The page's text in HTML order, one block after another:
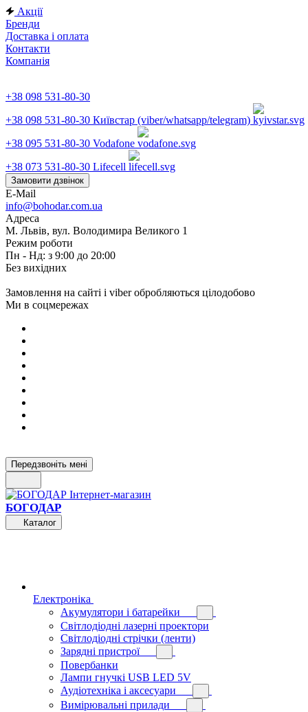
Акції
Бренди
Доставка і оплата
Контакти
Компанія
+38 098 531-80-30
+38 098 531-80-30 Київстар (viber/whatsapp/telegram)
+38 095 531-80-30 Vodafone
+38 073 531-80-30 Lifecell
Замовити дзвінок
E-Mail
info@bohodar.com.ua
Адреса
М. Львів, вул. Володимира Великого 1
Режим роботи
Пн - Нд: з 9:00 до 20:00
Без вихідних
Замовлення на сайті і viber обробляються цілодобово
Ми в соцмережах
Передзвоніть мені
БОГОДАР
Каталог
Електроніка
Акумулятори і батарейки
Світлодіодні лазерні проектори
Світлодіодні стрічки (ленти)
Зарядні пристрої
Повербанки
Лампи гнучкі USB LED 5V
Аудіотехніка і аксесуари
Вимірювальні прилади